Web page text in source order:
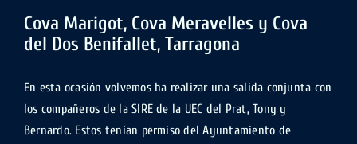
Cova Marigot, Cova Meravelles y Cova
del Dos Benifallet, Tarragona
En esta ocasión volvemos ha realizar una salida conjunta con
los compañeros de la SIRE de la UEC del Prat, Tony y
Bernardo. Estos tenían permiso del Ayuntamiento de